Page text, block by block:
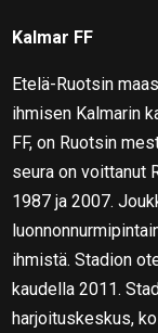
Kalmar FF
Etelä-Ruotsin
ihmisen Kalmarin
FF, on Ruotsin
seura on voittanut
1987 ja 2007.
ihmistä. Stadion
kaudella 2011.
harjoituskeskus,